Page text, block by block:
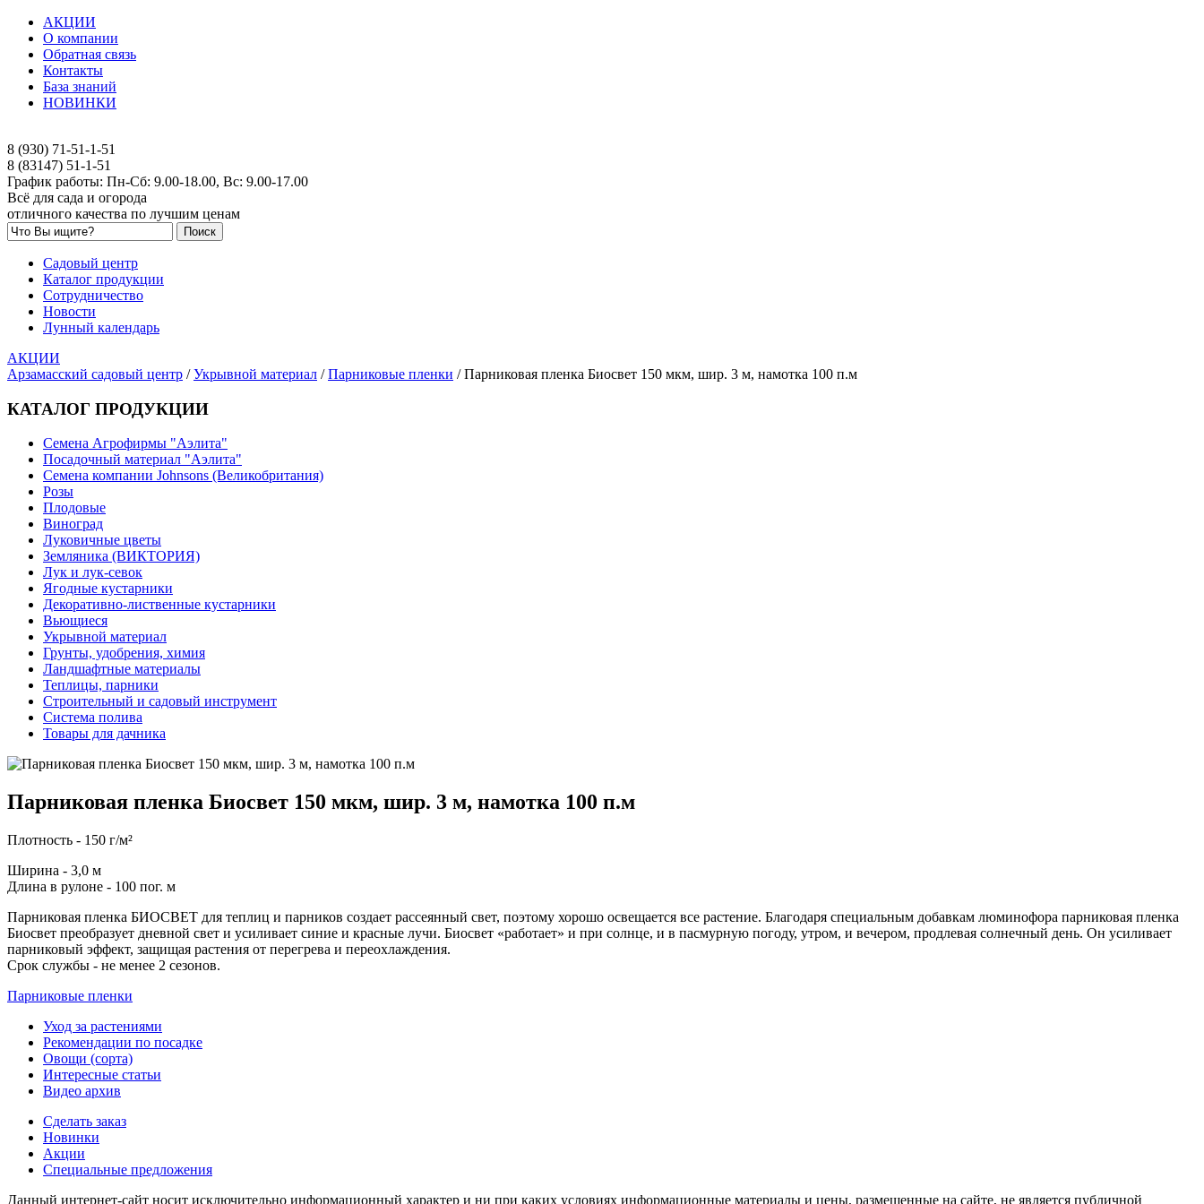
АКЦИИ
О компании
Обратная связь
Контакты
База знаний
НОВИНКИ
8 (930) 71-51-1-51
8 (83147) 51-1-51
График работы: Пн-Сб: 9.00-18.00, Вс: 9.00-17.00
Всё для сада и огорода
отличного качества по лучшим ценам
Садовый центр
Каталог продукции
Сотрудничество
Новости
Лунный календарь
АКЦИИ
Арзамасский садовый центр /Укрывной материал /Парниковые пленки /Парниковая пленка Биосвет 150 мкм, шир. 3 м, намотка 100 п.м
КАТАЛОГ ПРОДУКЦИИ
Семена Агрофирмы "Аэлита"
Посадочный материал "Аэлита"
Семена компании Johnsons (Великобритания)
Розы
Плодовые
Виноград
Луковичные цветы
Земляника (ВИКТОРИЯ)
Лук и лук-севок
Ягодные кустарники
Декоративно-лиственные кустарники
Вьющиеся
Укрывной материал
Грунты, удобрения, химия
Ландшафтные материалы
Теплицы, парники
Строительный и садовый инструмент
Система полива
Товары для дачника
Парниковая пленка Биосвет 150 мкм, шир. 3 м, намотка 100 п.м
Плотность - 150 г/м²
Ширина - 3,0 м
Длина в рулоне - 100 пог. м
Парниковая пленка БИОСВЕТ для теплиц и парников создает рассеянный свет, поэтому хорошо освещается все растение. Благодаря специальным добавкам люминофора парниковая пленка
Биосвет преобразует дневной свет и усиливает синие и красные лучи. Биосвет «работает» и при солнце, и в пасмурную погоду, утром, и вечером, продлевая солнечный день. Он усиливает
парниковый эффект, защищая растения от перегрева и переохлаждения.
Cрок службы - не менее 2 сезонов.
Парниковые пленки
Уход за растениями
Рекомендации по посадке
Овощи (сорта)
Интересные статьи
Видео архив
Сделать заказ
Новинки
Акции
Специальные предложения
Данный интернет-сайт носит исключительно информационный характер и ни при каких условиях информационные материалы и цены, размещенные на сайте, не является публичной